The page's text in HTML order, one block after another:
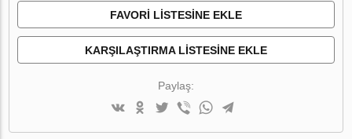
FAVORI LISTESINE EKLE
KARŞILAŞTIRMA LISTESINE EKLE
Paylaş: